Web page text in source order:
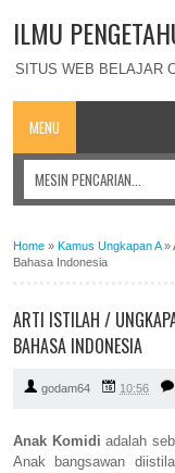
ILMU
SITUS WEB BELAJAR
MENU
Home » Kamus Ungkapan A»
Bahasa Indonesia
ARTI ISTILAH /
BAHASA INDONESIA
godam64 10:56
Anak Komidi adalah
Anak bangsawan